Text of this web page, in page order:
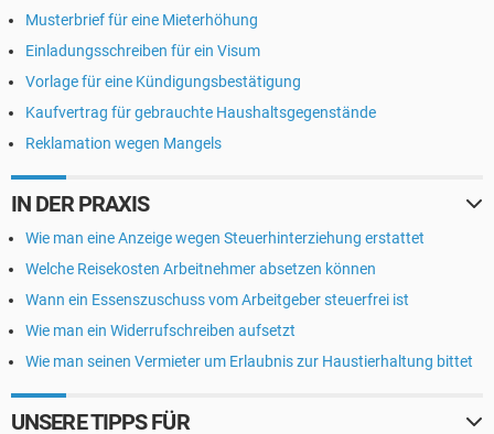
Musterbrief für eine Mieterhöhung
Einladungsschreiben für ein Visum
Vorlage für eine Kündigungsbestätigung
Kaufvertrag für gebrauchte Haushaltsgegenstände
Reklamation wegen Mangels
IN DER PRAXIS
Wie man eine Anzeige wegen Steuerhinterziehung erstattet
Welche Reisekosten Arbeitnehmer absetzen können
Wann ein Essenszuschuss vom Arbeitgeber steuerfrei ist
Wie man ein Widerrufschreiben aufsetzt
Wie man seinen Vermieter um Erlaubnis zur Haustierhaltung bittet
UNSERE TIPPS FÜR